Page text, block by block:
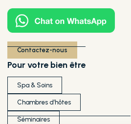
Contactez-nous
Pour votre bien être
Spa & Soins
Chambres d’hôtes
Séminaires